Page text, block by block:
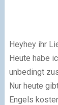
Heyhey ihr
Heute habe
unbedingt
Nur heute
Engels